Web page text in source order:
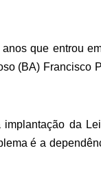
que entrou
(BA) Francisco
da
é a